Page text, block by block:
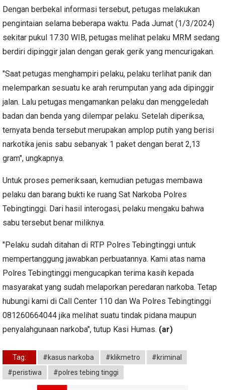
Dengan berbekal informasi tersebut, petugas melakukan
pengintaian selama beberapa waktu. Pada Jumat (1/3/2024)
sekitar pukul 17.30 WIB, petugas melihat pelaku MRM sedang
berdiri dipinggir jalan dengan gerak gerik yang mencurigakan.
"Saat petugas menghampiri pelaku, pelaku terlihat panik dan
melemparkan sesuatu ke arah rerumputan yang ada dipinggir
jalan. Lalu petugas mengamankan pelaku dan menggeledah
badan dan benda yang dilempar pelaku. Setelah diperiksa,
ternyata benda tersebut merupakan amplop putih yang berisi
narkotika jenis sabu sebanyak 1 paket dengan berat 2,13
gram", ungkapnya.
Untuk proses pemeriksaan, kemudian petugas membawa
pelaku dan barang bukti ke ruang Sat Narkoba Polres
Tebingtinggi. Dari hasil interogasi, pelaku mengaku bahwa
sabu tersebut benar miliknya.
"Pelaku sudah ditahan di RTP Polres Tebingtinggi untuk
mempertanggung jawabkan perbuatannya. Kami atas nama
Polres Tebingtinggi mengucapkan terima kasih kepada
masyarakat yang sudah melaporkan peredaran narkoba. Tetap
hubungi kami di Call Center 110 dan Wa Polres Tebingtinggi
081260664044 jika melihat suatu tindak pidana maupun
penyalahgunaan narkoba", tutup Kasi Humas. (ar)
Tag: #kasus narkoba #klikmetro
#kriminal
#peristiwa
#polres tebing tinggi